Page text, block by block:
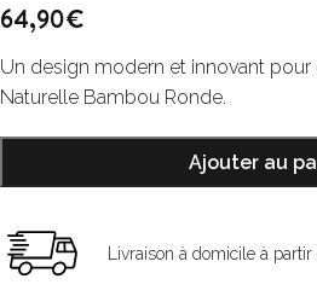
64,90€
Un design modern et innovant
Naturelle Bambou Ronde.
Ajouter au
Livraison à domicile à